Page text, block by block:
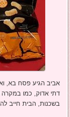
אביב הגיע פסח בא,
דתי אדוק, כמו
בשכנות, הבית חייב